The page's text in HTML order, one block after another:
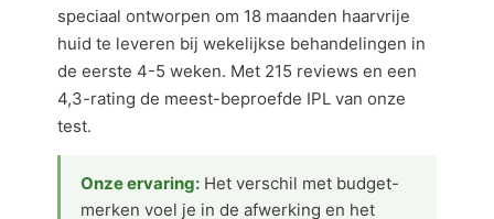
speciaal ontworpen om 18 maanden haarvrije
huid te leveren bij wekelijkse behandelingen in
de eerste 4-5 weken. Met 215 reviews en een
4,3-rating de meest-beproefde IPL van onze
test.
Onze ervaring: Het verschil met budget-
merken voel je in de afwerking en het